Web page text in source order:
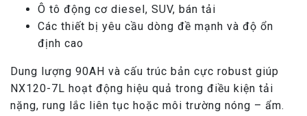
Ô tô động cơ diesel, SUV, bán tải
Các thiết bị yêu cầu dòng đề mạnh và độ ổn
định cao
Dung lượng 90AH và cấu trúc bản cực robust giúp
NX120-7L hoạt động hiệu quả trong điều kiện tải
nặng, rung lắc liên tục hoặc môi trường nóng – ẩm.